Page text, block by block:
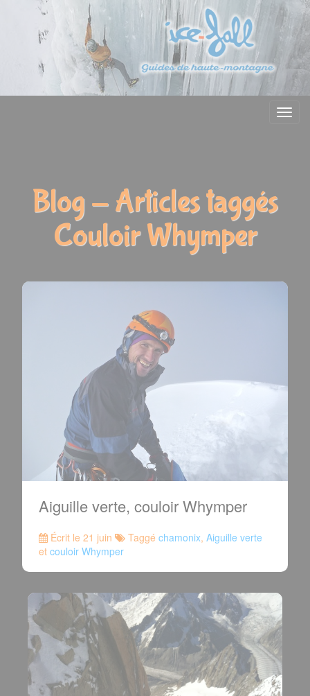
Menu
Blog - Articles taggés
Couloir Whymper
Aiguille verte, couloir Whymper
Écrit le 21 juin Taggé chamonix, Aiguille verte
et couloir Whymper